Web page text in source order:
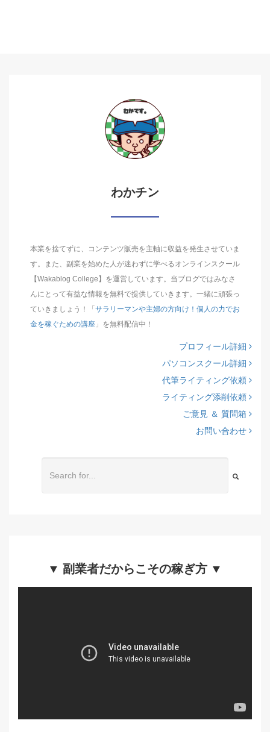
わかチン
本業を捨てずに、コンテンツ販売を主軸に収益を発生させていま
す。また、副業を始めた人が迷わずに学べるオンラインスクール
【Wakablog College】を運営しています。当ブログではみなさ
んにとって有益な情報を無料で提供していきます。一緒に頑張っ
ていきましょう！「 サラリーマンや主婦の方向け！個人の力でお
金を稼ぐための講座 」を無料配信中！
プロフィール詳細
パソコンスクール詳細
代筆ライティング依頼
ライティング添削依頼
ご意見 ＆ 質問箱
お問い合わせ
▼ 副業者だからこその稼ぎ方 ▼